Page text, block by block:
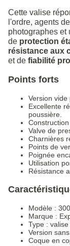
Cette valise
l'ordre, agents
photographes et
de protection
résistance aux
et de fiabilité
Points forts
Version
Excellente
poussière.
Valve de
Charnières
Points de
Poignée
Utilisation
Résistance
Modèle :
Marque :
Type :
Version
Coque en